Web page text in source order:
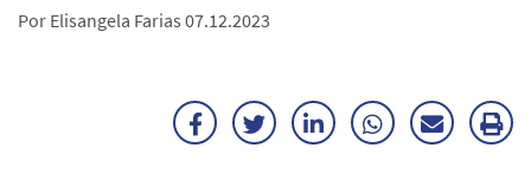
Por Elisangela Farias 07.12.2023
FacebookTwitterLinkedInWhatsApp
Enviar